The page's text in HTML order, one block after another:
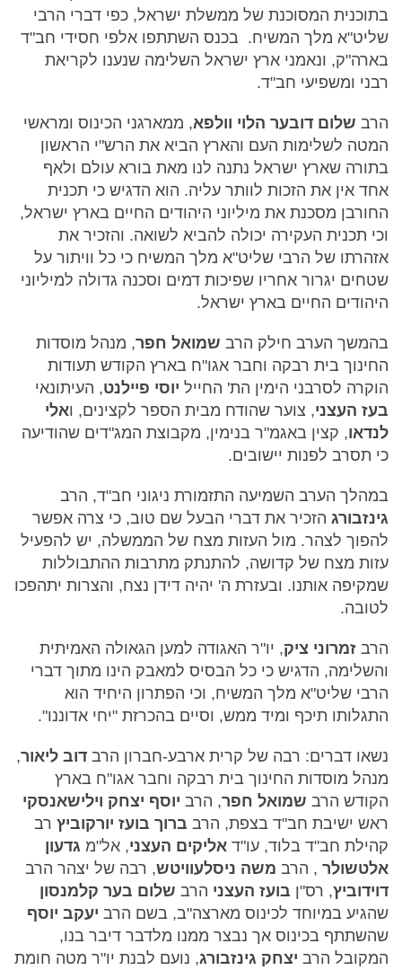
בתוכנית המסוכנת של ממשלת ישראל, כפי דברי הרבי
שליט"א מלך המשיח. בכנס השתתפו אלפי חסידי חב"ד
בארה"ק, ונאמני ארץ ישראל השלימה שנענו לקריאת
רבני ומשפיעי חב"ד.
הרב שלום דובער הלוי וולפא, ממארגני הכינוס ומראשי
המטה לשלימות העם והארץ הביא את הרש"י הראשון
בתורה שארץ ישראל נתנה לנו מאת בורא עולם ולאף
אחד אין את הזכות לוותר עליה. הוא הדגיש כי תכנית
החורבן מסכנת את מיליוני היהודים החיים בארץ ישראל,
וכי תכנית העקירה יכולה להביא לשואה. והזכיר את
אזהרתו של הרבי שליט"א מלך המשיח כי כל וויתור על
שטחים יגרור אחריו שפיכות דמים וסכנה גדולה למיליוני
היהודים החיים בארץ ישראל.
בהמשך הערב חילק הרב שמואל חפר, מנהל מוסדות
החינוך בית רבקה וחבר אגו"ח בארץ הקודש תעודות
הוקרה לסרבני הימין הת' החייל יוסי פיילנט, העיתונאי
בעז העצני, צוער שהודח מבית הספר לקצינים, ואלי
לנדאו, קצין באגמ"ר בנימין, מקבוצת המג"דים שהודיעה
כי תסרב לפנות יישובים.
במהלך הערב השמיעה התזמורת ניגוני חב"ד, הרב
גינזבורג הזכיר את דברי הבעל שם טוב, כי צרה אפשר
להפוך לצהר. מול העזות מצח של הממשלה, יש להפעיל
עזות מצח של קדושה, להתנתק מתרבות ההתבוללות
שמקיפה אותנו. ובעזרת ה' יהיה דידן נצח, והצרות יתהפכו
לטובה.
הרב זמרוני ציק, יו"ר האגודה למען הגאולה האמיתית
והשלימה, הדגיש כי כל הבסיס למאבק הינו מתוך דברי
הרבי שליט"א מלך המשיח, וכי הפתרון היחיד הוא
התגלותו תיכף ומיד ממש, וסיים בהכרזת "יחי אדוננו".
נשאו דברים: רבה של קרית ארבע-חברון הרב דוב ליאור,
מנהל מוסדות החינוך בית רבקה וחבר אגו"ח בארץ
הקודש הרב שמואל חפר, הרב יוסף יצחק וילישאנסקי
ראש ישיבת חב"ד בצפת, הרב ברוך בועז יורקוביץ רב
קהילת חב"ד בלוד, עו"ד אליקים העצני, אל"מ גדעון
אלטשולר , הרב משה ניסלעוויטש, רבה של יצהר הרב
דוידוביץ, רס"ן בועז העצני הרב שלום בער קלמנסון
שהגיע במיוחד לכינוס מארצה"ב, בשם הרב יעקב יוסף
שהשתתף בכינוס אך נבצר ממנו מלדבר דיבר בנו,
המקובל הרב יצחק גינזבורג, נועם לבנת יו"ר מטה חומת